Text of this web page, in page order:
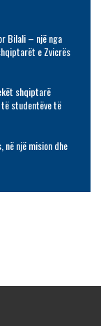
Bilali – një nga
e Zvicrës
shqiptarë
studentëve të
një mision dhe